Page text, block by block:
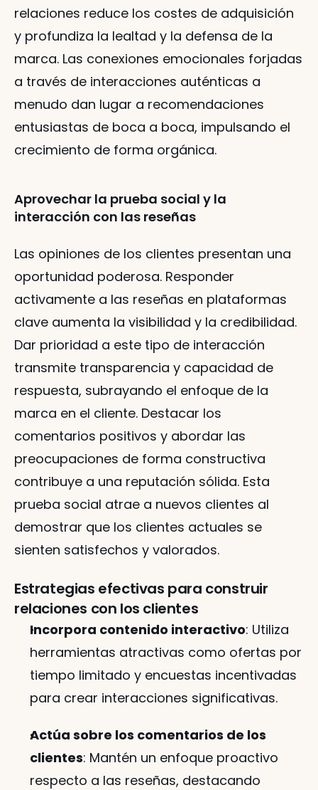
relaciones reduce los costes de adquisición
y profundiza la lealtad y la defensa de la
marca. Las conexiones emocionales forjadas
a través de interacciones auténticas a
menudo dan lugar a recomendaciones
entusiastas de boca a boca, impulsando el
crecimiento de forma orgánica.
Aprovechar la prueba social y la
interacción con las reseñas
Las opiniones de los clientes presentan una
oportunidad poderosa. Responder
activamente a las reseñas en plataformas
clave aumenta la visibilidad y la credibilidad.
Dar prioridad a este tipo de interacción
transmite transparencia y capacidad de
respuesta, subrayando el enfoque de la
marca en el cliente. Destacar los
comentarios positivos y abordar las
preocupaciones de forma constructiva
contribuye a una reputación sólida. Esta
prueba social atrae a nuevos clientes al
demostrar que los clientes actuales se
sienten satisfechos y valorados.
Estrategias efectivas para construir
relaciones con los clientes
Incorpora contenido interactivo: Utiliza
herramientas atractivas como ofertas por
tiempo limitado y encuestas incentivadas
para crear interacciones significativas.
Actúa sobre los comentarios de los
clientes: Mantén un enfoque proactivo
respecto a las reseñas, destacando